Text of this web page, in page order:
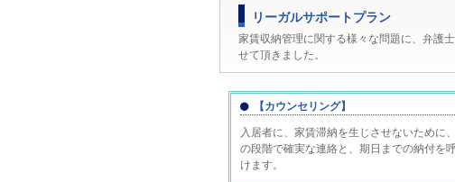
リーガルサポートプラン
家賃収納管理に関する様々な問題に、弁護
せて頂きました。
【カウンセリング】
入居者に、家賃滞納を生じさせないために
の段階で確実な連絡と、期日までの納付を
けます。